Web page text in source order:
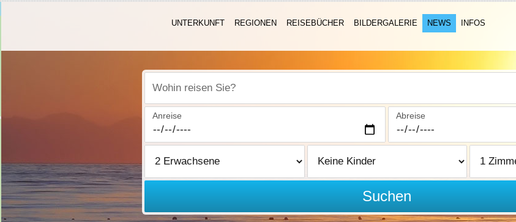
UNTERKUNFT REGIONEN REISEBÜCHER BILDERGALERIE NEWS INFOS
Wohin reisen Sie?
Anreise Abreise
Suchen